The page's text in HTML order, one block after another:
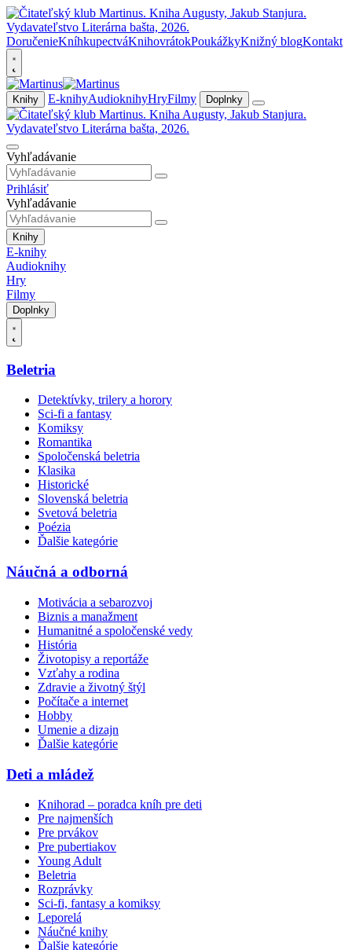
DoručenieKníhkupectváKnihovrátokPoukážkyKnižný blogKontakt
Knihy E-knihyAudioknihyHryFilmy Doplnky
Vyhľadávanie
Prihlásiť
Vyhľadávanie
Knihy
E-knihy
Audioknihy
Hry
Filmy
Doplnky
Beletria
Detektívky, trilery a horory
Sci-fi a fantasy
Komiksy
Romantika
Spoločenská beletria
Klasika
Historické
Slovenská beletria
Svetová beletria
Poézia
Ďalšie kategórie
Náučná a odborná
Motivácia a sebarozvoj
Biznis a manažment
Humanitné a spoločenské vedy
História
Životopisy a reportáže
Vzťahy a rodina
Zdravie a životný štýl
Počítače a internet
Hobby
Umenie a dizajn
Ďalšie kategórie
Deti a mládež
Knihorad – poradca kníh pre deti
Pre najmenších
Pre prvákov
Pre pubertiakov
Young Adult
Beletria
Rozprávky
Sci-fi, fantasy a komiksy
Leporelá
Náučné knihy
Ďalšie kategórie